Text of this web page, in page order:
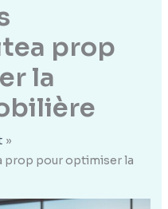
prop
la
prop pour optimiser la